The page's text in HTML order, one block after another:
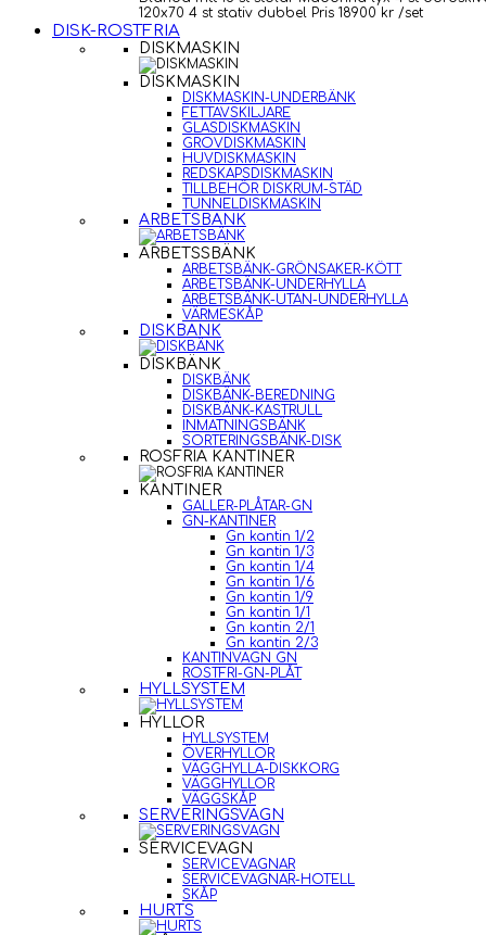
120x70 4 st stativ dubbel Pris 18900 kr /set
DISK-ROSTFRIA
DISKMASKIN
DISKMASKIN
DISKMASKIN-UNDERBÄNK
FETTAVSKILJARE
GLASDISKMASKIN
GROVDISKMASKIN
HUVDISKMASKIN
REDSKAPSDISKMASKIN
TILLBEHÖR DISKRUM-STÄD
TUNNELDISKMASKIN
ARBETSBÄNK
ARBETSSBÄNK
ARBETSBÄNK-GRÖNSAKER-KÖTT
ARBETSBÄNK-UNDERHYLLA
ARBETSBÄNK-UTAN-UNDERHYLLA
VÄRMESKÅP
DISKBÄNK
DISKBÄNK
DISKBÄNK
DISKBÄNK-BEREDNING
DISKBÄNK-KASTRULL
INMATNINGSBÄNK
SORTERINGSBÄNK-DISK
ROSFRIA KANTINER
KANTINER
GALLER-PLÅTAR-GN
GN-KANTINER
Gn kantin 1/2
Gn kantin 1/3
Gn kantin 1/4
Gn kantin 1/6
Gn kantin 1/9
Gn kantin 1/1
Gn kantin 2/1
Gn kantin 2/3
KANTINVAGN GN
ROSTFRI-GN-PLÅT
HYLLSYSTEM
HYLLOR
HYLLSYSTEM
ÖVERHYLLOR
VÄGGHYLLA-DISKKORG
VÄGGHYLLOR
VÄGGSKÅP
SERVERINGSVAGN
SERVICEVAGN
SERVICEVAGNAR
SERVICEVAGNAR-HOTELL
SKÅP
HURTS